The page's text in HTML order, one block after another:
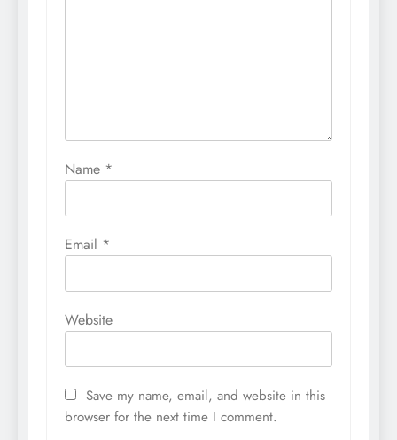
Name *
Email *
Website
Save my name, email, and website in this
browser for the next time I comment.